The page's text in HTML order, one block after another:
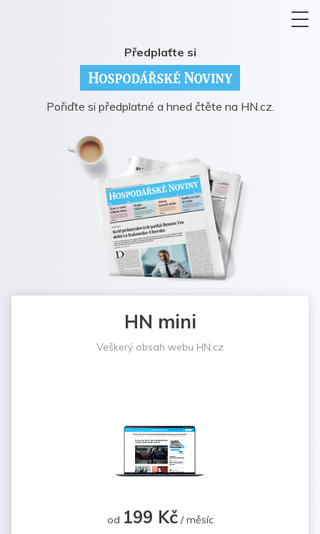
Předplaťte si
Pořiďte si předplatné a hned čtěte na HN.cz.
HN mini
Veškerý obsah webu HN.cz
od 199 Kč/ měsíc